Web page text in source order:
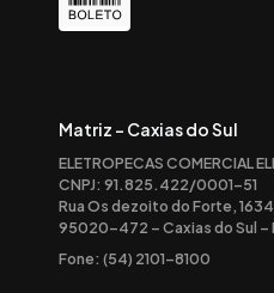
Matriz - Caxias do Sul
ELETROPECAS COMERCIAL
CNPJ: 91.825.422/0001-51
Rua Os dezoito do Forte,
95020-472 – Caxias do Sul –
Fone: (54) 2101-8100